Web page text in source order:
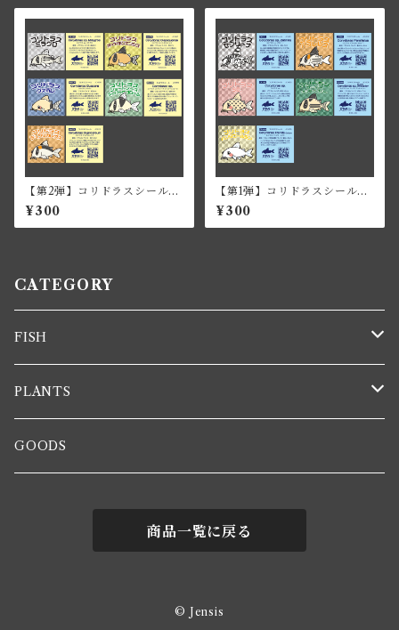
【第2弾】コリドラスシール
（キラキラVer）
¥300
【第1弾】コリドラスシール
（キラキラVer）
¥300
CATEGORY
FISH
Corydoras
Guppy
PLANTS
Aquatic plants
GOODS
商品一覧に戻る
© Jensis